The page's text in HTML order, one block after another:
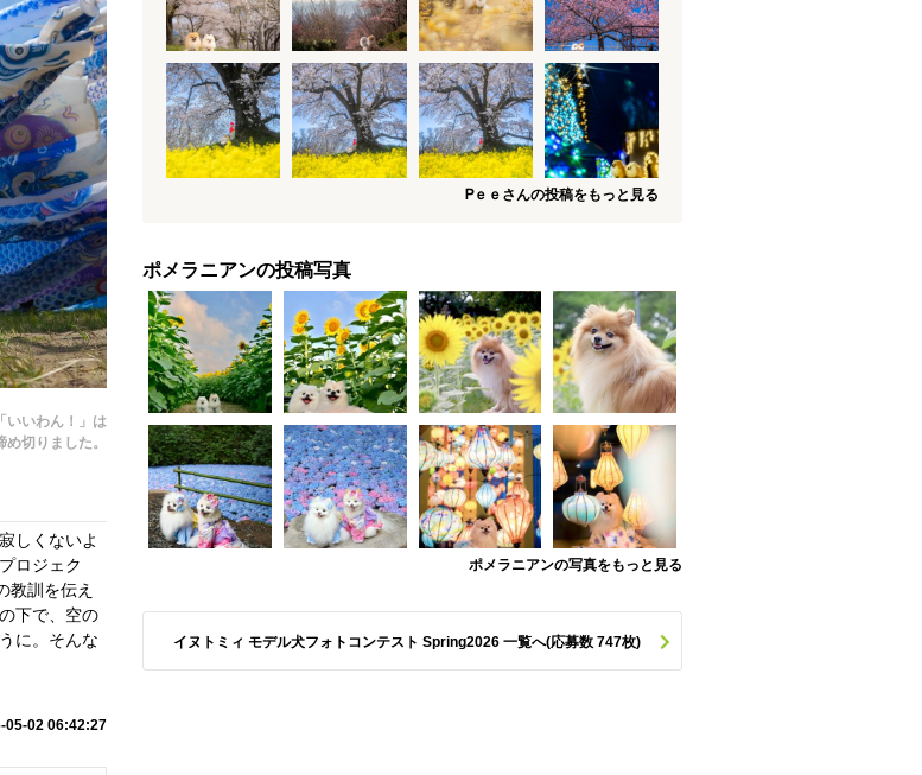
いいわん！」は
め切りました。
しくないよ
ロジェク
教訓を伝え
下で、空の
に。そんな
05-02 06:42:27
Ꮲｅｅさんの投稿をもっと見る
ポメラニアンの投稿写真
ポメラニアンの写真をもっと見る
イヌトミィ モデル犬フォトコンテスト Spring2026 一覧へ(応募数 747枚)